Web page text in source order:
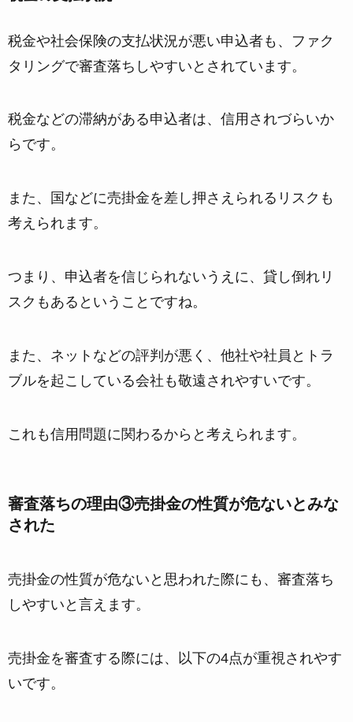
税金や社会保険の支払状況が悪い申込者も、ファク
タリングで審査落ちしやすいとされています。
税金などの滞納がある申込者は、信用されづらいか
らです。
また、 国などに売掛金を差し押さえられるリスク も
考えられます。
つまり、申込者を信じられないうえに、貸し倒れリ
スクもあるということですね。
また、 ネットなどの評判が悪く、他社や社員とトラ
ブルを起こしている会社も敬遠されやすいです。
これも信用問題に関わるからと考えられます。
審査落ちの理由③売掛金の性質が危ないとみな
された
売掛金の性質が危ないと思われた際にも、審査落ち
しやすいと言えます。
売掛金を審査する際には、 以下の4点が重視されやす
いです。